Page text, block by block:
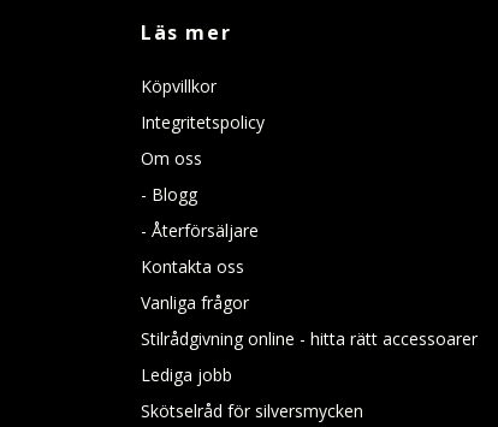
Läs mer
Köpvillkor
Integritetspolicy
Om oss
- Blogg
- Återförsäljare
Kontakta oss
Vanliga frågor
Stilrådgivning online - hitta rätt accessoarer
Lediga jobb
Skötselråd för silversmycken